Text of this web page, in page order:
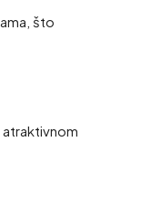
što